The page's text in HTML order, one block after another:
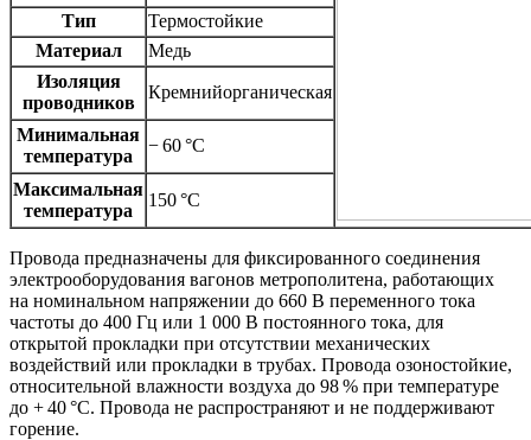
Тип
Термостойкие
Материал
Медь
Изоляция
проводников
Кремнийорганическая
Минимальная
температура
− 60 °C
Максимальная
температура
150 °C
Провода предназначены для фиксированного соединения
электрооборудования вагонов метрополитена, работающих
на номинальном напряжении до 660 В переменного тока
частоты до 400 Гц или 1 000 В постоянного тока, для
открытой прокладки при отсутствии механических
воздействий или прокладки в трубах. Провода озоностойкие,
относительной влажности воздуха до 98 % при температуре
до + 40 °С. Провода не распространяют и не поддерживают
горение.